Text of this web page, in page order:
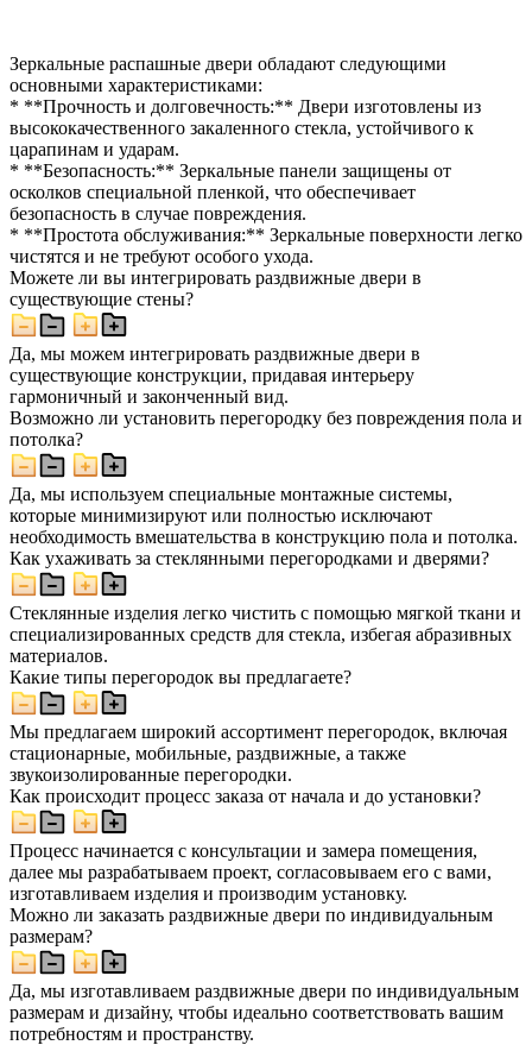
Зеркальные распашные двери обладают следующими
основными характеристиками:
* **Прочность и долговечность:** Двери изготовлены из
высококачественного закаленного стекла, устойчивого к
царапинам и ударам.
* **Безопасность:** Зеркальные панели защищены от
осколков специальной пленкой, что обеспечивает
безопасность в случае повреждения.
* **Простота обслуживания:** Зеркальные поверхности легко
чистятся и не требуют особого ухода.
Можете ли вы интегрировать раздвижные двери в
существующие стены?
Да, мы можем интегрировать раздвижные двери в
существующие конструкции, придавая интерьеру
гармоничный и законченный вид.
Возможно ли установить перегородку без повреждения пола и
потолка?
Да, мы используем специальные монтажные системы,
которые минимизируют или полностью исключают
необходимость вмешательства в конструкцию пола и потолка.
Как ухаживать за стеклянными перегородками и дверями?
Стеклянные изделия легко чистить с помощью мягкой ткани и
специализированных средств для стекла, избегая абразивных
материалов.
Какие типы перегородок вы предлагаете?
Мы предлагаем широкий ассортимент перегородок, включая
стационарные, мобильные, раздвижные, а также
звукоизолированные перегородки.
Как происходит процесс заказа от начала и до установки?
Процесс начинается с консультации и замера помещения,
далее мы разрабатываем проект, согласовываем его с вами,
изготавливаем изделия и производим установку.
Можно ли заказать раздвижные двери по индивидуальным
размерам?
Да, мы изготавливаем раздвижные двери по индивидуальным
размерам и дизайну, чтобы идеально соответствовать вашим
потребностям и пространству.